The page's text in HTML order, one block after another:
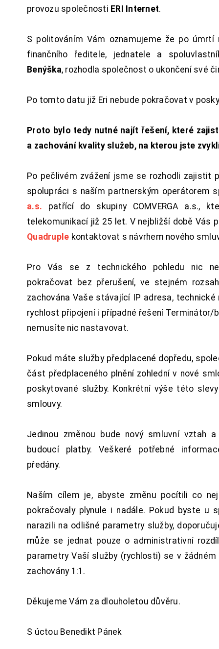
provozu společnosti ERI Internet.
S politováním Vám oznamujeme že po úmrtí
finančního ředitele, jednatele a
Benýška, rozhodla společnost o ukončení své
Po tomto datu již Eri nebude pokračovat v
Proto bylo tedy nutné najít řešení, které
a zachování kvality služeb, na kterou jste
Po pečlivém zvážení jsme se rozhodli zajistit
spolupráci s naším partnerským operátorem
a.s. patřící do skupiny COMVERGA a.s.,
telekomunikací již 25 let. V nejbližší době Vás
Quadruple kontaktovat s návrhem nového
Pro Vás se z technického pohledu nic
pokračovat bez přerušení, ve stejném
zachována Vaše stávající IP adresa, technické
rychlost připojení i případné řešení Terminátor/
nemusíte nic nastavovat.
Pokud máte služby předplacené dopředu,
část předplaceného plnění zohlední v nové
poskytované služby. Konkrétní výše této
smlouvy.
Jedinou změnou bude nový smluvní vztah
budoucí platby. Veškeré potřebné
předány.
Naším cílem je, abyste změnu pocítili co
pokračovaly plynule i nadále. Pokud byste u
narazili na odlišné parametry služby,
může se jednat pouze o administrativní
parametry Vaší služby (rychlosti) se v
zachovány 1:1.
Děkujeme Vám za dlouholetou důvěru.
S úctou Benedikt Pánek